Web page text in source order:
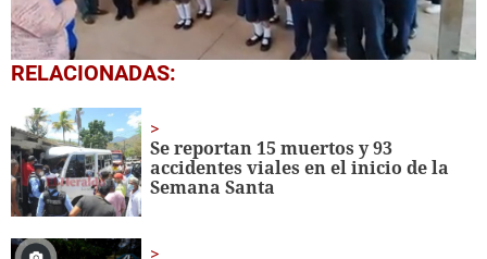
0
seconds
minute,
56
seconds
RELACIONADAS:
Se reportan 15 muertos y 93
accidentes viales en el inicio de la
Semana Santa